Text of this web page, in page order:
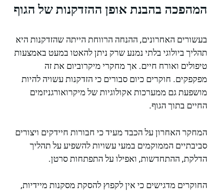
המהפכה בהבנת אופן ההזדקנות של הגוף
בעשורים האחרונים, ההנחה הרווחת הייתה שהזדקנות היא
תהליך ביולוגי בלתי נמנע שרק ניתן להאטו במעט באמצעות
טיפולים ואורח חיים. אך מחקרי מיקרוביום את זה
מפקפקים. חוקרים כיום סבורים כי הזדקנות עשויה להיות
מושפעת גם ממערכות אקולוגיות של מיקרואורגניזמים
החיים בתוך הגוף.
המחקר האחרון על הכבד מעיד כי חבורות חיידקים ויצורים
סביבתיים הממוקמים במעי עשויות להשפיע על תהליך
הדלקת, ההתחדשות, ואפילו על התפתחות סרטן.
החוקרים מדגישים כי אין לקפוץ להסקת מסקנות מיידיות,